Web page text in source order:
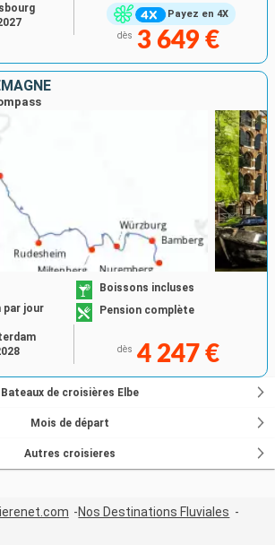
Payez en 4X
dès 3 649 €
Boissons incluses
par jour
Pension complète
dès 4 247 €
Bateaux de croisières Elbe
Mois de départ
Autres croisieres
Nos Destinations Fluviales